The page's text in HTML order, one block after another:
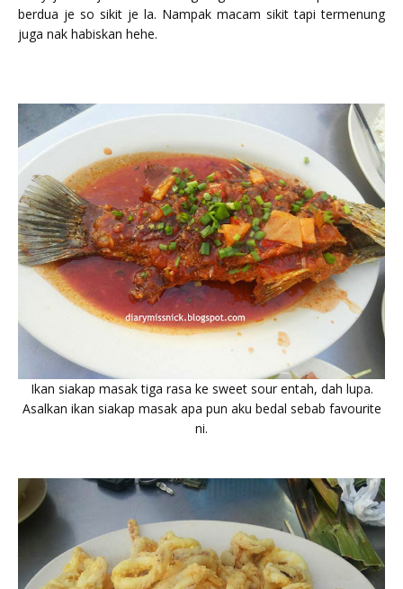
berdua je so sikit je la. Nampak macam sikit tapi termenung
juga nak habiskan hehe.
Ikan siakap masak tiga rasa ke sweet sour entah, dah lupa.
Asalkan ikan siakap masak apa pun aku bedal sebab favourite
ni.